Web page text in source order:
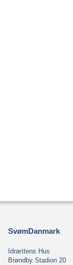
SvømDanmark
Idrættens Hus
Brøndby Stadion 20